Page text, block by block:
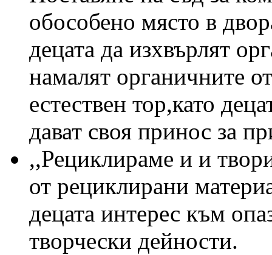
обособено място в
децата да изхвърлят
намалят органичните
естествен тор,като
дават своя принос за
,,Рециклираме и и
от рециклирани
децата интерес към
творчески дейности.